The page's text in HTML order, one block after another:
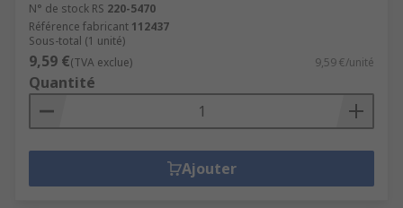
N° de stock RS 220-5470
Référence fabricant 112437
Sous-total (1 unité)
9,59 €(TVA exclue) 9,59 €/unité
Quantité
Ajouter